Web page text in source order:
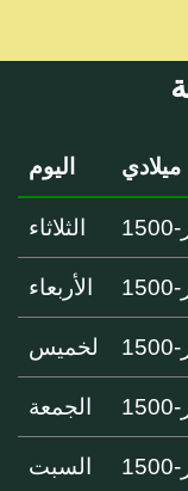
ميلادي اليوم
الثلاثاء
الأربعاء
لخميس
الجمعة
السبت